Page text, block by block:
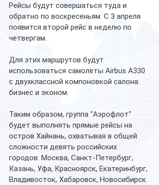
Рейсы будут совершаться туда и
обратно по воскресеньям. С 3 апреля
появится второй рейс в неделю по
четвергам.
Для этих маршрутов будут
использоваться самолеты Airbus A330
с двухклассной компоновкой салона:
бизнес и эконом.
Таким образом, группа "Аэрофлот"
будет выполнять прямые рейсы на
остров Хайнань, охватывая в общей
сложности девять российских
городов: Москва, Санкт-Петербург,
Казань, Уфа, Красноярск, Екатеринбург,
Владивосток, Хабаровск, Новосибирск.